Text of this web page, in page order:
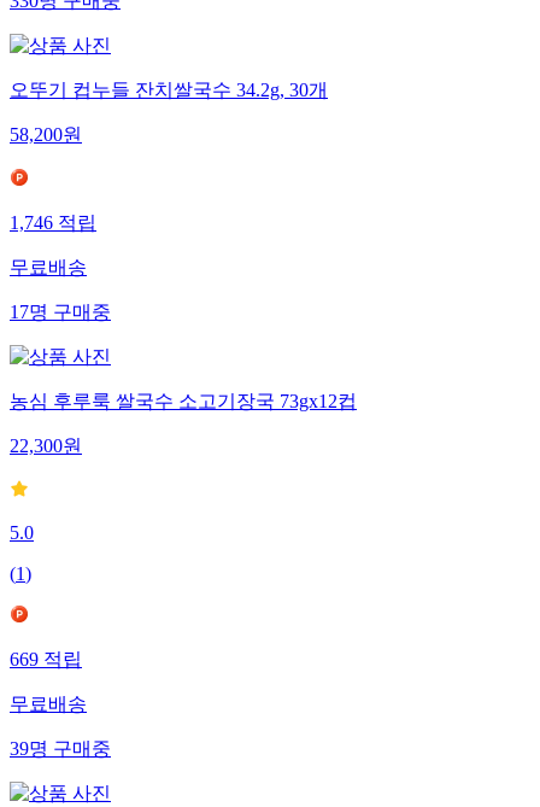
330명구매중
오뚜기 컵누들 잔치쌀국수 34.2g, 30개
58,200원
1,746적립
무료배송
17명구매중
농심 후루룩 쌀국수 소고기장국 73gx12컵
22,300원
5.0
(1)
669적립
무료배송
39명구매중